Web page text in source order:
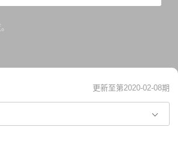
更新至第2020-02-08期